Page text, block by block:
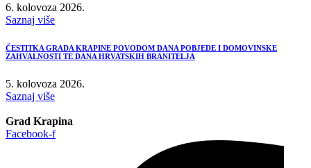
6. kolovoza 2026.
Saznaj više
ČESTITKA GRADA KRAPINE POVODOM DANA POBJEDE I DOMOVINSKE
ZAHVALNOSTI TE DANA HRVATSKIH BRANITELJA
5. kolovoza 2026.
Saznaj više
Grad Krapina
Facebook-f